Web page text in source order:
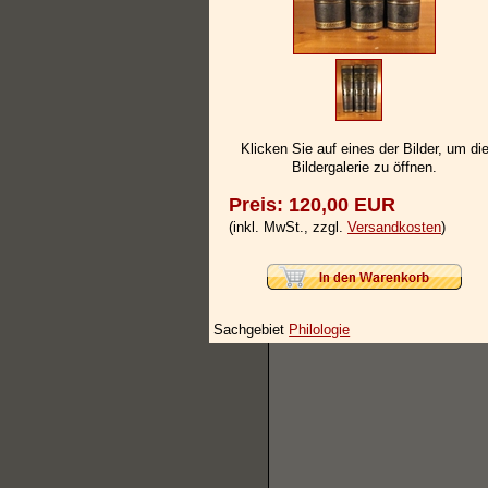
Klicken Sie auf eines der Bilder, um die
Bildergalerie zu öffnen.
Preis: 120,00 EUR
(inkl. MwSt., zzgl. Versandkosten)
Sachgebiet Philologie